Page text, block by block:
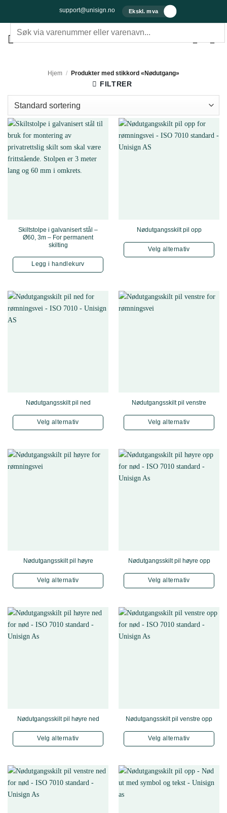
support@unisign.no Ekskl. mva
Hjem / Produkter med stikkord «Nødutgang»
FILTRER
Skiltstolpe i galvanisert stål –
Ø60, 3m – For permanent
skilting
Legg i handlekurv
Nødutgangsskilt pil opp
Velg alternativ
Nødutgangsskilt pil ned
Velg alternativ
Nødutgangsskilt pil venstre
Velg alternativ
Nødutgangsskilt pil høyre
Velg alternativ
Nødutgangsskilt pil høyre opp
Velg alternativ
Nødutgangsskilt pil høyre ned
Velg alternativ
Nødutgangsskilt pil venstre opp
Velg alternativ